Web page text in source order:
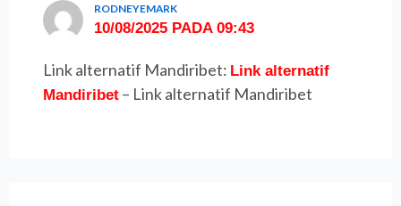
RODNEYEMARK
10/08/2025 PADA 09:43
Link alternatif Mandiribet: Link alternatif
Mandiribet – Link alternatif Mandiribet